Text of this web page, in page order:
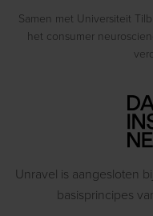
Samen met Universiteit
het consumer
Unravel is aangesloten
basisprincipes